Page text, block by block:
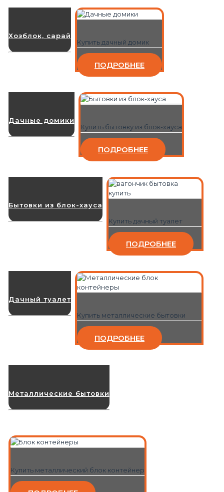
Хозблок, сарай
Купить дачный домик
ПОДРОБНЕЕ
Дачные домики
Купить бытовку из блок-хауса
ПОДРОБНЕЕ
Бытовки из блок-хауса
Купить дачный туалет
ПОДРОБНЕЕ
Дачный туалет
Купить металлические бытовки
ПОДРОБНЕЕ
Металлические бытовки
Купить металлический блок контейнер